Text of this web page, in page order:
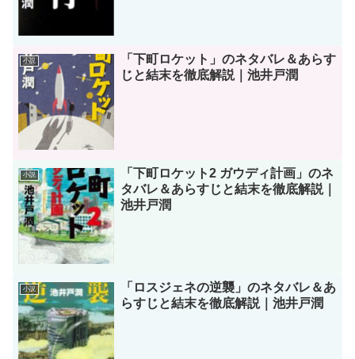
小説
「下町ロケット」のネタバレ＆あらす
じと結末を徹底解説｜池井戸潤
小説
「下町ロケット2 ガウディ計画」のネ
タバレ＆あらすじと結末を徹底解説｜
池井戸潤
小説
「ロスジェネの逆襲」のネタバレ＆あ
らすじと結末を徹底解説｜池井戸潤